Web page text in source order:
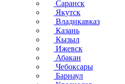
Саранск
Якутск
Владикавказ
Казань
Кызыл
Ижевск
Абакан
Чебоксары
Барнаул